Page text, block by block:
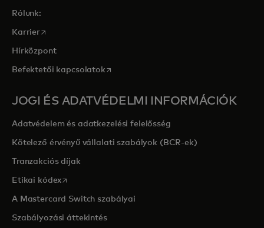
Rólunk:
Karrieropens in a new tab
Hírközpont
Befektetői kapcsolatokopens in a new tab
JOGI ÉS ADATVÉDELMI INFORMÁCIÓK
Adatvédelem és adatkezelési felelősség
Kötelező érvényű vállalati szabályok (BCR-ek)
Tranzakciós díjak
Etikai kódexopens in a new tab
A Mastercard Switch szabályai
Szabályozási áttekintés